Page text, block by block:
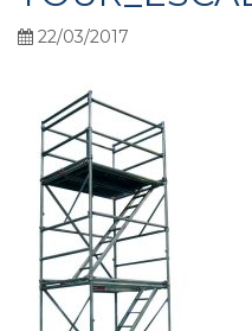
22/03/2017